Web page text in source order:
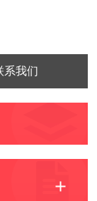
系我们